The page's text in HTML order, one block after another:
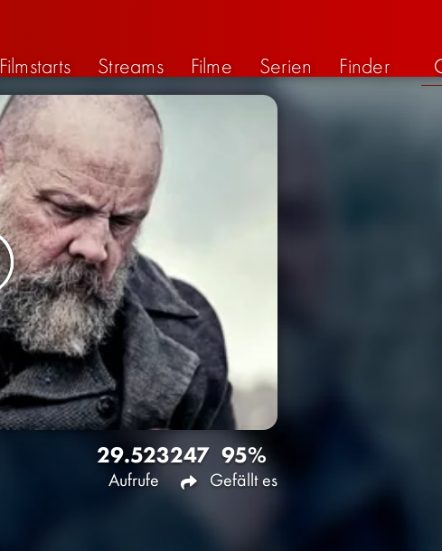
Filmstarts Streams Filme Serien Finder
29.523
Aufrufe
247 95%
Gefällt es